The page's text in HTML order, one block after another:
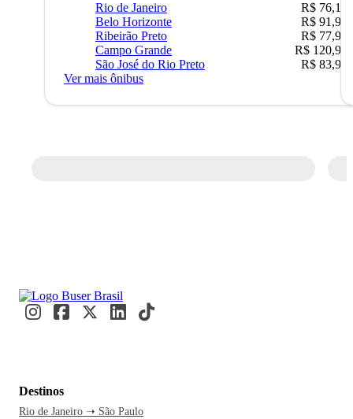
Rio de Janeiro
R$ 76,10
Belo Horizonte
R$ 91,90
Ribeirão Preto
R$ 77,90
Campo Grande
R$ 120,90
São José do Rio Preto
R$ 83,90
Ver mais ônibus
Destinos
Rio de Janeiro ➝ São Paulo